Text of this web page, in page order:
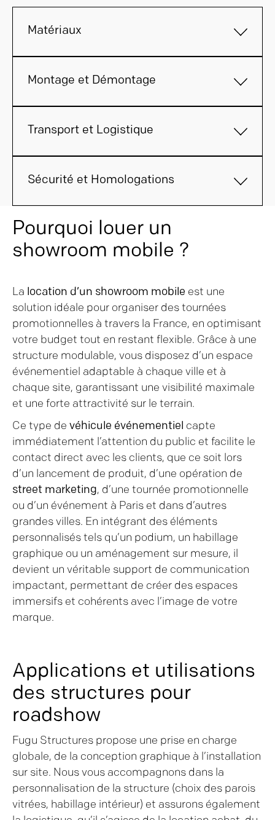
Matériaux
Montage et Démontage
Transport et Logistique
Sécurité et Homologations
Pourquoi louer un
showroom mobile ?
La location d’un showroom mobile est une
solution idéale pour organiser des tournées
promotionnelles à travers la France, en optimisant
votre budget tout en restant flexible. Grâce à une
structure modulable, vous disposez d’un espace
événementiel adaptable à chaque ville et à
chaque site, garantissant une visibilité maximale
et une forte attractivité sur le terrain.
Ce type de véhicule événementiel capte
immédiatement l’attention du public et facilite le
contact direct avec les clients, que ce soit lors
d’un lancement de produit, d’une opération de
street marketing, d’une tournée promotionnelle
ou d’un événement à Paris et dans d’autres
grandes villes. En intégrant des éléments
personnalisés tels qu’un podium, un habillage
graphique ou un aménagement sur mesure, il
devient un véritable support de communication
impactant, permettant de créer des espaces
immersifs et cohérents avec l’image de votre
marque.
Applications et utilisations
des structures pour
roadshow
Fugu Structures propose une prise en charge
globale, de la conception graphique à l’installation
sur site. Nous vous accompagnons dans la
personnalisation de la structure (choix des parois
vitrées, habillage intérieur) et assurons également